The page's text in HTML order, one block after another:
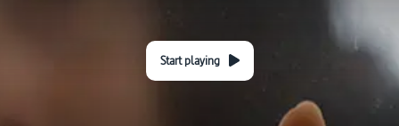
Start playing